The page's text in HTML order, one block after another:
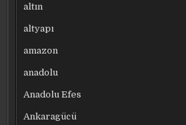
altın
altyapı
amazon
anadolu
Anadolu Efes
Ankaragücü